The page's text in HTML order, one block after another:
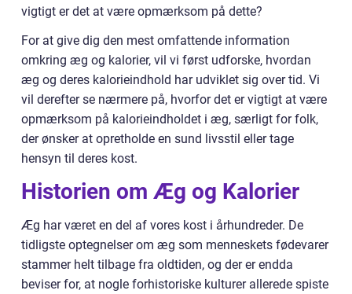
vigtigt er det at være opmærksom på dette?
For at give dig den mest omfattende information
omkring æg og kalorier, vil vi først udforske, hvordan
æg og deres kalorieindhold har udviklet sig over tid. Vi
vil derefter se nærmere på, hvorfor det er vigtigt at være
opmærksom på kalorieindholdet i æg, særligt for folk,
der ønsker at opretholde en sund livsstil eller tage
hensyn til deres kost.
Historien om Æg og Kalorier
Æg har været en del af vores kost i århundreder. De
tidligste optegnelser om æg som menneskets fødevarer
stammer helt tilbage fra oldtiden, og der er endda
beviser for, at nogle forhistoriske kulturer allerede spiste